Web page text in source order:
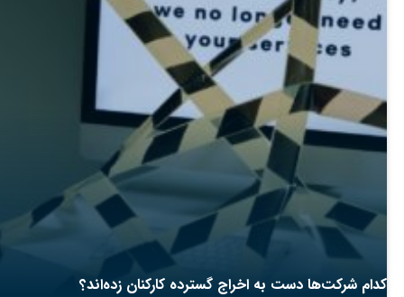
کدام شرکت‌ها دست به اخراج گسترده کارکنان زده‌اند؟